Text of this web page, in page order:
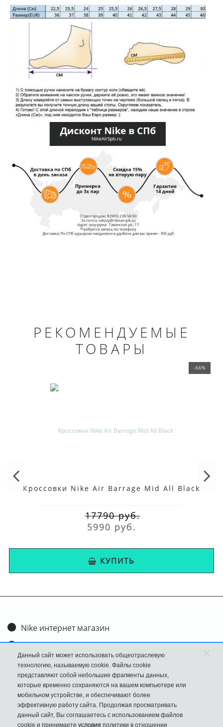
РЕКОМЕНДУЕМЫЕ
ТОВАРЫ
-66%
Кроссовки Nike Air Barrage Mid All Black
17790 руб.
5990 руб.
КУПИТЬ
Nike интернет магазин
Доставка и оплата
Обмен и возврат
Размеры
FAQ
Новости
Данный сайт может использовать общеотраслевую
технологию, называемую cookie. Файлы cookie
представляют собой небольшие фрагменты данных,
которые временно сохраняются на вашем компьютере или
мобильном устройстве, и обеспечивают более
эффективную работу сайта. Продолжая просматривать
данный сайт, Вы соглашаетесь с использованием файлов
cookie и принимаете условия политики в отношении
×